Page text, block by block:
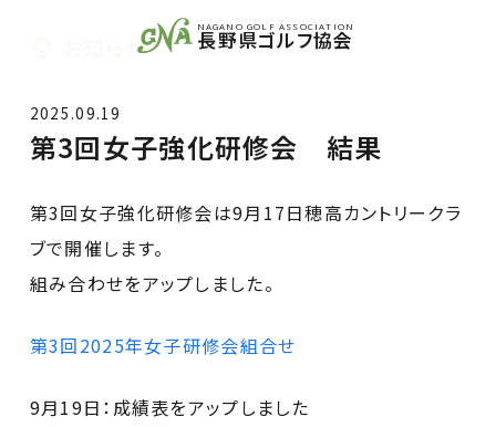
NAGANO GOLF ASSOCIATION
長野県ゴルフ協会
お知らせ
2025.09.19
第3回女子強化研修会 結果
第3回女子強化研修会は9月17日穂高カントリークラ
ブで開催します。
組み合わせをアップしました。
第3回2025年女子研修会組合せ
9月19日：成績表をアップしました